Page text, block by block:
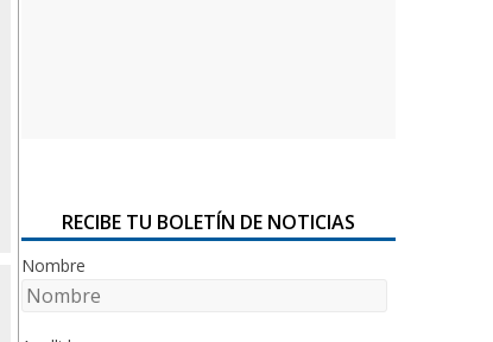
RECIBE TU BOLETÍN DE NOTICIAS
Nombre